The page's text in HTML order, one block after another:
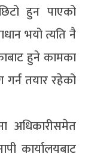
हुन पाएको
भयो त्यति नै
हुने कामका
तयार रहेको
अधिकारीसमेत
कार्यालयबाट